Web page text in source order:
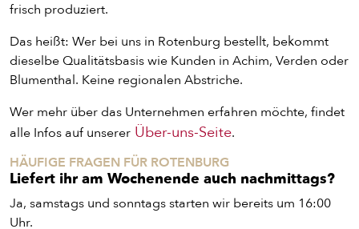
BAGUETTE
PASTA
AUFLAUF
frisch produziert.
Das heißt: Wer bei uns in Rotenburg bestellt, bekommt
dieselbe Qualitätsbasis wie Kunden in Achim, Verden oder
Blumenthal. Keine regionalen Abstriche.
Wer mehr über das Unternehmen erfahren möchte, findet
alle Infos auf unserer Über-uns-Seite.
HÄUFIGE FRAGEN FÜR ROTENBURG
Liefert ihr am Wochenende auch nachmittags?
Ja, samstags und sonntags starten wir bereits um 16:00
Uhr.